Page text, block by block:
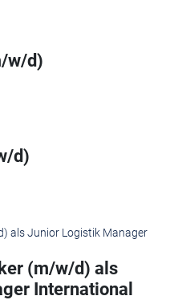
w/d)
d)
(m/w/d) als
International